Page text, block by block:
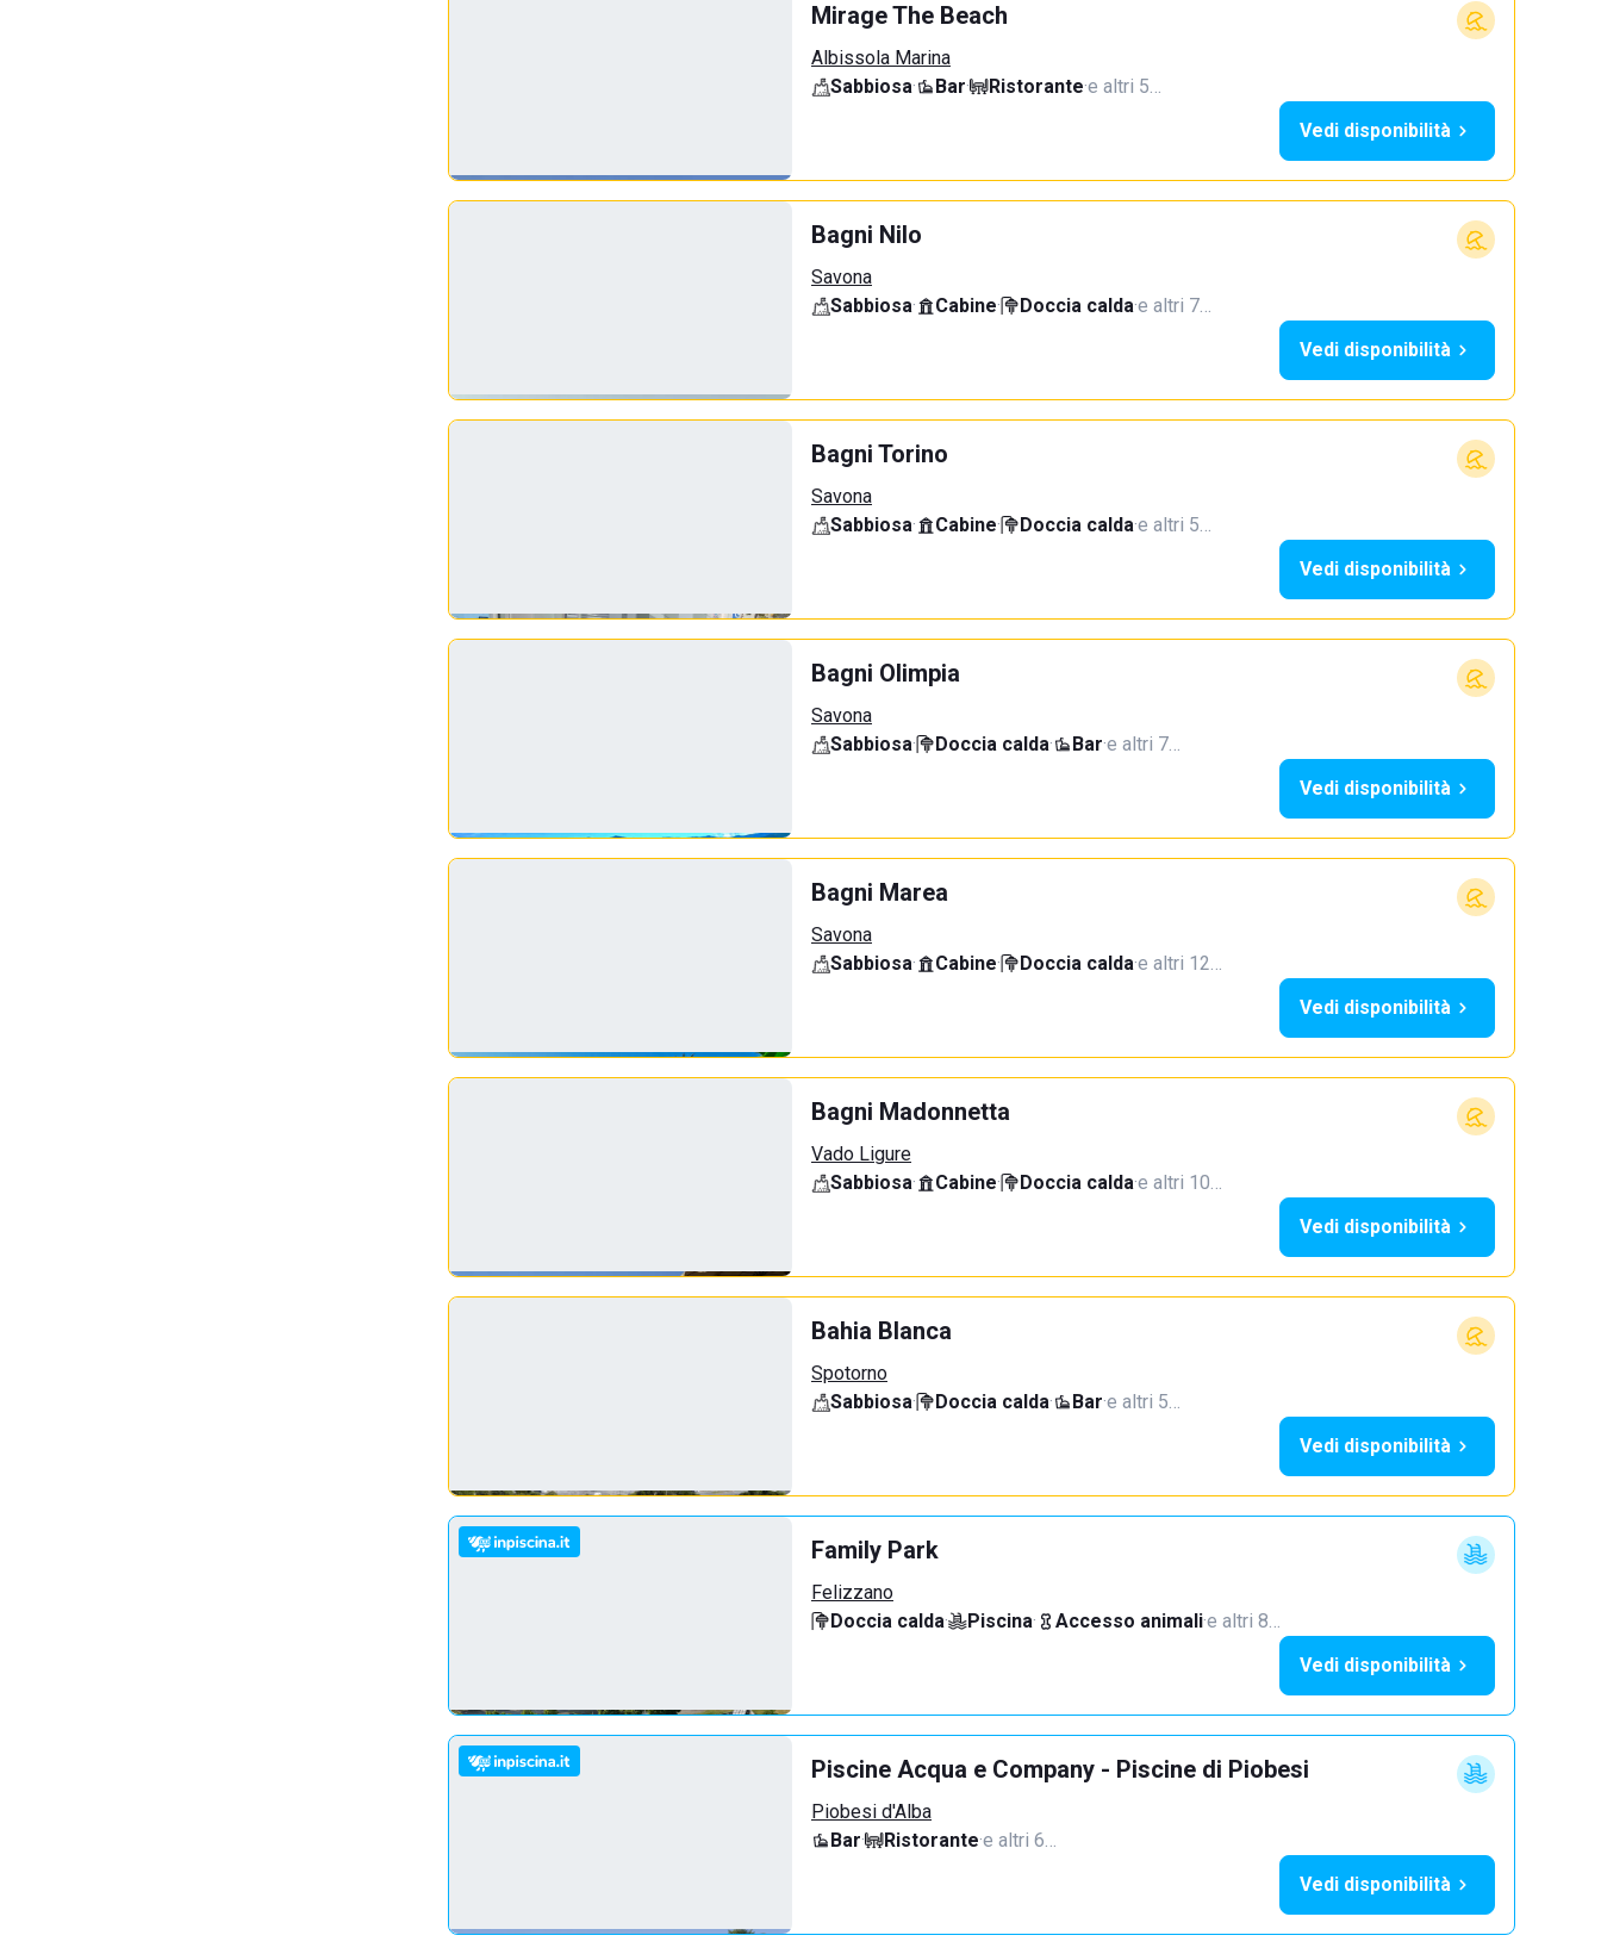
Mirage The Beach
Albissola Marina
Sabbiosa· Bar· Ristorante·e altri 5…
Vedi disponibilità
Bagni Nilo
Savona
Sabbiosa· Cabine· Doccia calda·e altri 7…
Vedi disponibilità
Bagni Torino
Savona
Sabbiosa· Cabine· Doccia calda·e altri 5…
Vedi disponibilità
Bagni Olimpia
Savona
Sabbiosa· Doccia calda· Bar·e altri 7…
Vedi disponibilità
Bagni Marea
Savona
Sabbiosa· Cabine· Doccia calda·e altri 12…
Vedi disponibilità
Bagni Madonnetta
Vado Ligure
Sabbiosa· Cabine· Doccia calda·e altri 10…
Vedi disponibilità
Bahia Blanca
Spotorno
Sabbiosa· Doccia calda· Bar·e altri 5…
Vedi disponibilità
Family Park
Felizzano
Doccia calda· Piscina· Accesso animali·e altri 8…
Vedi disponibilità
Piscine Acqua e Company - Piscine di Piobesi
Piobesi d'Alba
Bar· Ristorante·e altri 6…
Vedi disponibilità